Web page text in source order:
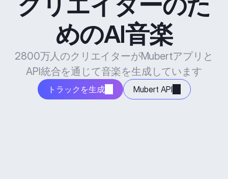
めのAI音楽
2800万人のクリエイターがMubertアプリと
API統合を通じて音楽を生成しています
トラックを生成 Mubert API